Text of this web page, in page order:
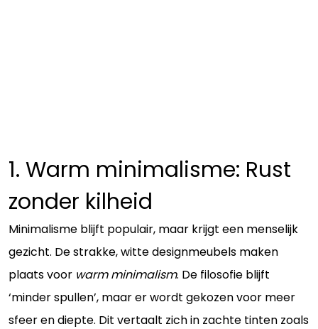
1. Warm minimalisme: Rust
zonder kilheid
Minimalisme blijft populair, maar krijgt een menselijk
gezicht. De strakke, witte designmeubels maken
plaats voor warm minimalism. De filosofie blijft
‘minder spullen’, maar er wordt gekozen voor meer
sfeer en diepte. Dit vertaalt zich in zachte tinten zoals